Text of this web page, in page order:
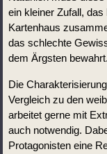
ein kleiner Zufall,
Kartenhaus
das schlechte
dem Ärgsten bewahrt.
Die
Vergleich zu den
arbeitet gerne mit
auch notwendig.
Protagonisten eine